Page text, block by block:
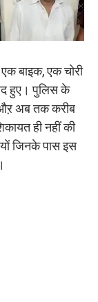
बाइक, एक चोरी
हुए। पुलिस के
अब तक करीब
ही नहीं की
जिनके पास इस